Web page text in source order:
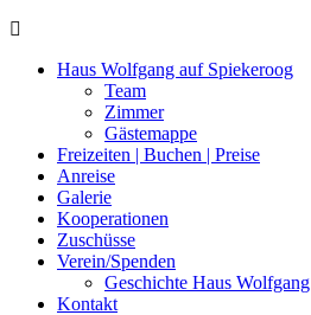
Haus Wolfgang auf Spiekeroog
Team
Zimmer
Gästemappe
Freizeiten | Buchen | Preise
Anreise
Galerie
Kooperationen
Zuschüsse
Verein/Spenden
Geschichte Haus Wolfgang
Kontakt